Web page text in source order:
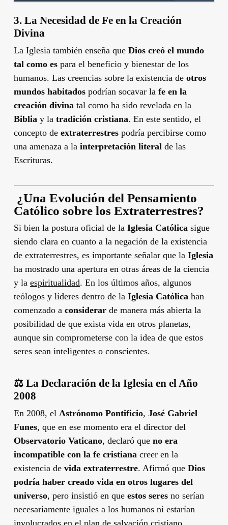
3. La Necesidad de Fe en la Creación
Divina
La Iglesia también enseña que Dios creó el mundo
tal como espara el beneficio y bienestar de los
humanos. Las creencias sobre la existencia de otros
mundos habitadospodrían socavar la fe en la
creación divinatal como ha sido revelada en la
Bibliay la tradición cristiana. En este sentido, el
concepto de extraterrestrespodría percibirse como
una amenaza a la interpretación literalde las
Escrituras.
¿Una Evolución del Pensamiento
Católico sobre los Extraterrestres?
Si bien la postura oficial de la Iglesia Católicasigue
siendo clara en cuanto a la negación de la existencia
de extraterrestres, es importante señalar que la Iglesia
ha mostrado una apertura en otras áreas de la ciencia
y la espiritualidad. En los últimos años, algunos
teólogos y líderes dentro de la Iglesia Católicahan
comenzado a considerarde manera más abierta la
posibilidad de que exista vida en otros planetas,
aunque sin comprometerse con la idea de que estos
seres sean inteligentes o conscientes.
‍⚖️ La Declaración de la Iglesia en el Año
2008
En 2008, el Astrónomo Pontificio, José Gabriel
Funes, que en ese momento era el director del
Observatorio Vaticano, declaró que no era
incompatible con la fe cristianacreer en la
existencia de vida extraterrestre. Afirmó que Dios
podría haber creado vida en otros lugares del
universo, pero insistió en que estos seresno serían
necesariamente iguales a los humanos ni estarían